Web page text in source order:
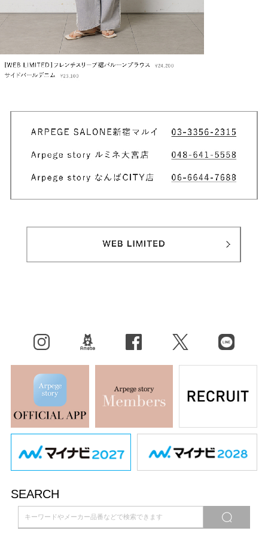
X（旧Twitter） LINE
SEARCH